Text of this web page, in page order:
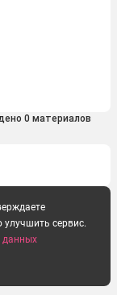
0 материалов
улучшить сервис.
данных